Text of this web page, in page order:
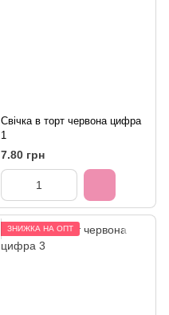
Свічка в торт червона цифра
1
7.80 грн
ЗНИЖКА НА ОПТ